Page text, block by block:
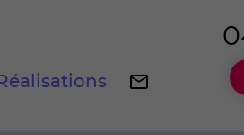
Réalisations